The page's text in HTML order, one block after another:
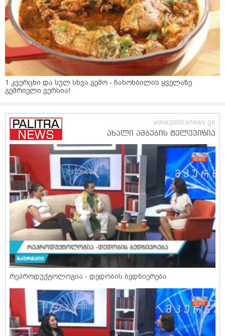
1 კვერცხი და სულ სხვა გემო - ჩახოხბილის ყველაზე
გემრიელი ვერსია!
რეპროდუქტოლოგია - დედობის ბედნიერება